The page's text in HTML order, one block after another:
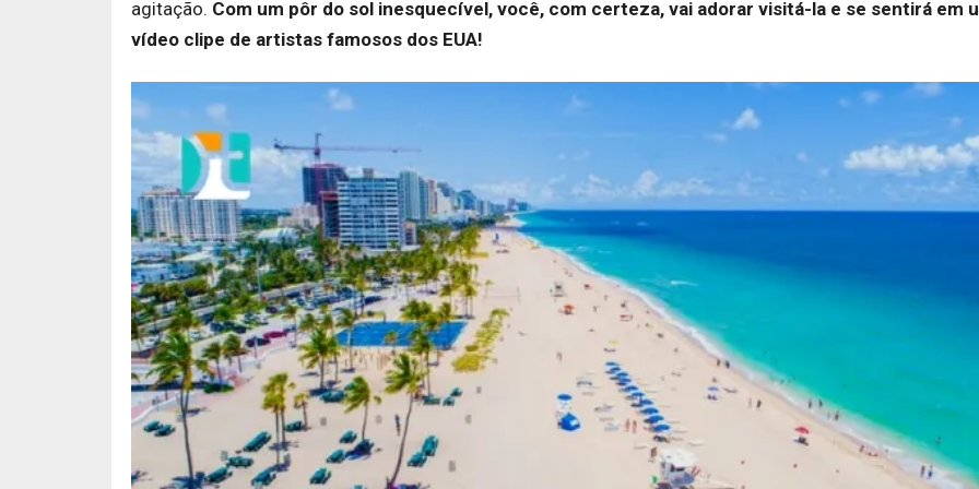
agitação. Com um pôr do sol inesquecível, você, com certeza, vai adorar visitá-la e se sentirá em
vídeo clipe de artistas famosos dos EUA!